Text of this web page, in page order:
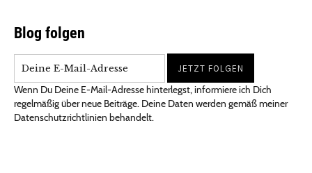
Blog folgen
Wenn Du Deine E-Mail-Adresse hinterlegst, informiere ich Dich
regelmäßig über neue Beiträge. Deine Daten werden gemäß meiner
Datenschutzrichtlinien behandelt.